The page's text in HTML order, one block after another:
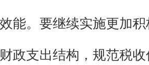
能。要继续实施更加
政支出结构，规范税